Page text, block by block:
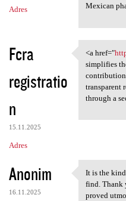
Adres
Mexican
Fcra
registratio
n
15.11.2025
Adres
<a
<a href="
simplifies
transparent
through a
Anonim
16.11.2025
It is the
It is the
find. Thank
proved